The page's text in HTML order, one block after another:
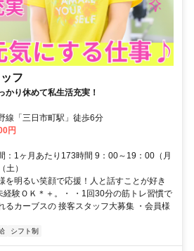
フ
かり休めて私生活充実！
線「三日市町駅」徒歩6分
円
：1ヶ月あたり173時間 9：00～19：00（月
土）
を明るい笑顔で応援！人と話すことが好き
経験ＯＫ＊＋。・ ・1回30分の筋トレ習慣で
るカーブスの 接客スタッフ大募集 ・会員様
シフト制